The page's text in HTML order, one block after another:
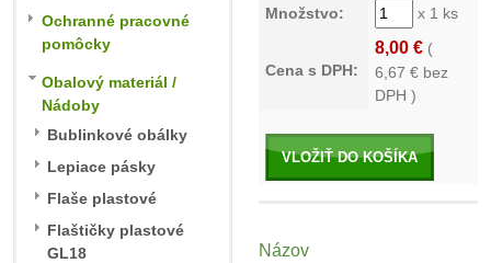
Ochranné pracovné
pomôcky
Obalový materiál /
Nádoby
Bublinkové obálky
Lepiace pásky
Flaše plastové
Flaštičky plastové
GL18
Množstvo:
x 1 ks
Cena s DPH:
8,00 € (
6,67 € bez
DPH )
VLOŽIŤ DO KOŠÍKA
Názov